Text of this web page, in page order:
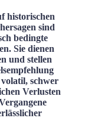
historischen
sind
bedingte
Sie dienen
und stellen
schwer
Verlusten